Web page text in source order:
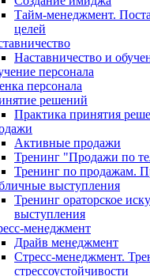
Тайм-менеджмент.
целей
Наставничество и
персонала
персонала
решений
Практика принятия
Активные продажи
Тренинг "Продажи по
Тренинг по продажам.
выступления
Тренинг ораторское
выступления
менеджмент
Драйв менеджмент
Стресс-менеджмент.
стрессоустойчивости